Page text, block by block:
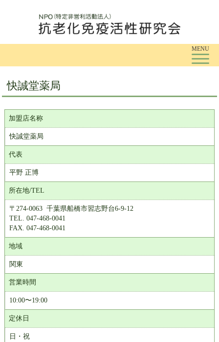
MENU
快誠堂薬局
加盟店名称
快誠堂薬局
代表
平野 正博
所在地/TEL
〒274-0063 千葉県船橋市習志野台6-9-12
TEL. 047-468-0041
FAX. 047-468-0041
地域
関東
営業時間
10:00〜19:00
定休日
日・祝